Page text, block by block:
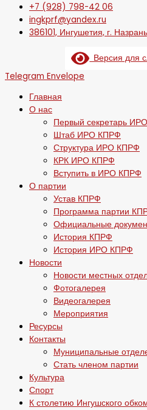
+7 (928) 798-42 06
ingkprf@yandex.ru
386101, Ингушетия, г.
Версия для
Telegram Envelope
Главная
О нас
Первый секретарь
Штаб ИРО КПРФ
Структура ИРО КПРФ
КРК ИРО КПРФ
Вступить в ИРО КПРФ
О партии
Устав КПРФ
Программа партии
Официальные
История КПРФ
История ИРО КПРФ
Новости
Новости местных
Фотогалерея
Видеогалерея
Мероприятия
Ресурсы
Контакты
Муниципальные
Стать членом партии
Культура
Спорт
К столетию Ингушского